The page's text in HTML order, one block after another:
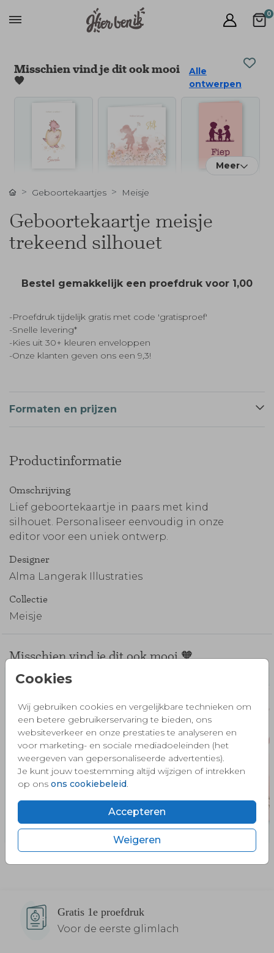
0
Cookies
Wij gebruiken cookies en vergelijkbare technieken om
een betere gebruikerservaring te bieden, ons
websiteverkeer en onze prestaties te analyseren en
voor marketing- en sociale mediadoeleinden (het
weergeven van gepersonaliseerde advertenties).
Je kunt jouw toestemming altijd wijzigen of intrekken
op ons ons cookiebeleid.
Accepteren
Weigeren
Misschien vind je dit ook mooi
🧡
Alle
ontwerpen
Meer
Geboortekaartjes Meisje
Geboortekaartje meisje
trekeend silhouet
Bestel gemakkelijk een proefdruk voor 1,00
-Proefdruk tijdelijk gratis met code 'gratisproef'
-Snelle levering*
-Kies uit 30+ kleuren enveloppen
-Onze klanten geven ons een 9,3!
Formaten en prijzen
Productinformatie
Omschrijving
Lief geboortekaartje in paars met kind
silhouet. Personaliseer eenvoudig in onze
editor voor een uniek ontwerp.
Designer
Alma Langerak Illustraties
Collectie
Meisje
Misschien vind je dit ook mooi 🧡
Gratis 1e proefdruk
Voor de eerste glimlach